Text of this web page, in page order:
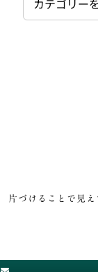
テ
片づけることで見